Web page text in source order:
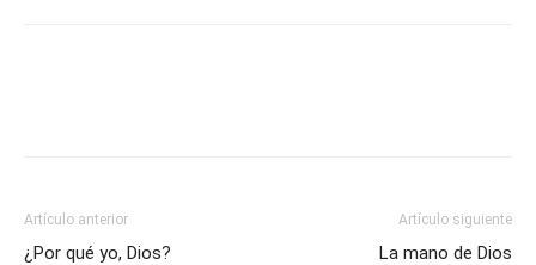
Artículo anterior
¿Por qué yo, Dios?
Artículo siguiente
La mano de Dios